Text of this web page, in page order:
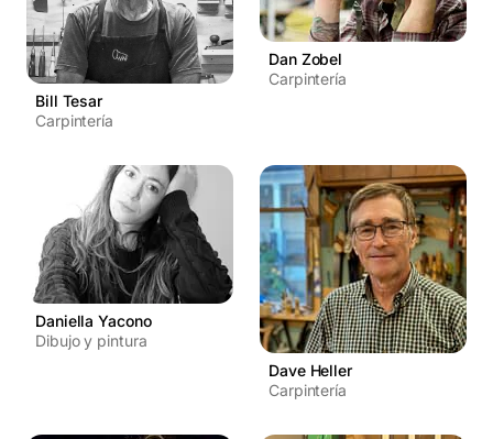
Bill Tesar
Carpintería
Dan Zobel
Carpintería
Daniella Yacono
Dibujo y pintura
Dave Heller
Carpintería